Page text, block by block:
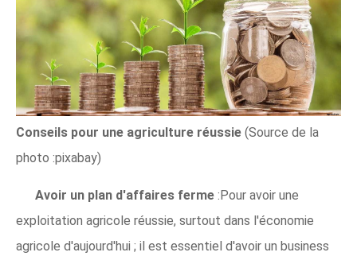
Conseils pour une agriculture réussie (Source de la
photo :pixabay)
Avoir un plan d'affaires ferme :Pour avoir une
exploitation agricole réussie, surtout dans l'économie
agricole d'aujourd'hui ; il est essentiel d'avoir un business